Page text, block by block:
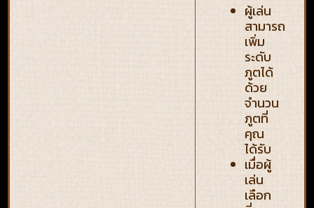
ผู้เล่น
สามารถ
เพิ่ม
ระดับ
ภูตได้
ด้วย
จำนวน
ภูตที่
คุณ
ได้รับ
เมื่อผู้
เล่น
เลือก